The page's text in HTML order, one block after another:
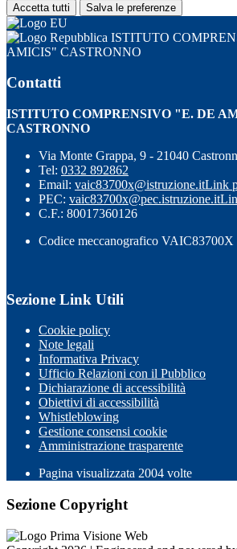
Accetta tutti Salva le preferenze
ISTITUTO
AMICIS" CASTRONNO
Contatti
ISTITUTO COMPRENSIVO "E. DE
CASTRONNO
Via Monte Grappa, 9 - 21040
Tel: 0332 892862
Email: vaic83700x@istruzione.itLink
PEC: vaic83700x@pec.istruzione.it
C.F.: 80017360126
Codice meccanografico VAIC83700X
Sezione Link Utili
Cookie policy
Note legali
Informativa Privacy
Ufficio Relazioni con il Pubblico
Dichiarazione di accessibilità
Obiettivi di accessibilità
Whistleblowing
Gestione consensi cookie
Amministrazione trasparente
Pagina visualizzata 2004 volte
Sezione Copyright